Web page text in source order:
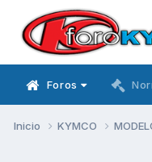
Foros
Inicio KYMCO